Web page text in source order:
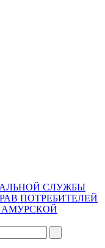
СЛУЖБЫ
ПОТРЕБИТЕЛЕЙ
АМУРСКОЙ